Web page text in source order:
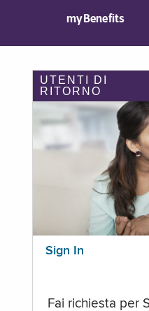
myBenefits
UTENTI DI
RITORNO
Sign In
Fai richiesta per